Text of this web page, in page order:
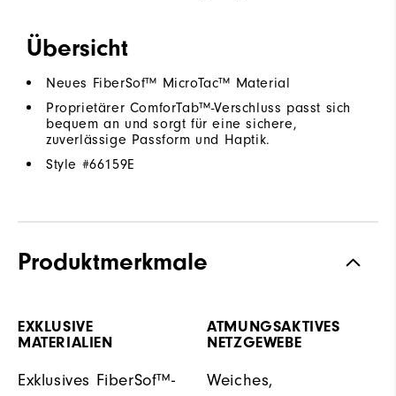
Übersicht
Neues FiberSof™ MicroTac™ Material
Proprietärer ComforTab™-Verschluss passt sich
bequem an und sorgt für eine sichere,
zuverlässige Passform und Haptik.
Style #66159E
Produktmerkmale
EXKLUSIVE
MATERIALIEN
Exklusives FiberSof™-
ATMUNGSAKTIVES
NETZGEWEBE
Weiches,